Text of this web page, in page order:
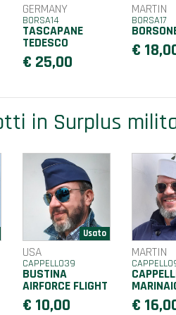
GERMANY
BORSA14
TASCAPANE
TEDESCO
€ 25,00
MARTIN
BORSA17
€
in Surplus
USA
CAPPELLO39
BUSTINA
AIRFORCE FLIGHT
€ 10,00
MARTIN
€